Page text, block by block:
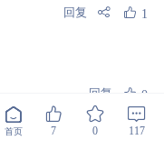
首页 7 0 117
回复 1
回复 0